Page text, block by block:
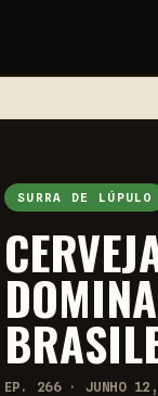
SURRA DE LÚPULO
EP. 266 · JUNHO